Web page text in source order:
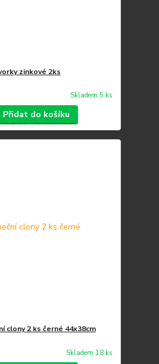
zinkové 2ks
Skladem 5 ks
Přidat do košíku
clony 2 ks černé 44x38cm
Skladem 18 ks